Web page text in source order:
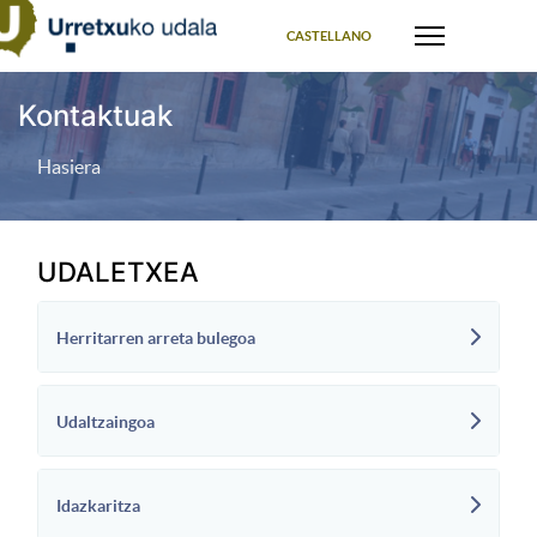
CASTELLANO
Kontaktuak
Hasiera
UDALETXEA
Herritarren arreta bulegoa
Udaltzaingoa
Idazkaritza